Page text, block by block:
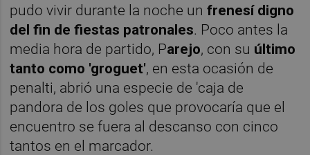
pudo vivir durante la noche unfrenesí digno
del fin de fiestas patronales. Poco antes la
media hora de partido, Parejo, con su último
tanto como 'groguet', en esta ocasión de
penalti, abrió una especie de 'caja de
pandora de los goles que provocaría que el
encuentro se fuera al descanso con cinco
tantos en el marcador.